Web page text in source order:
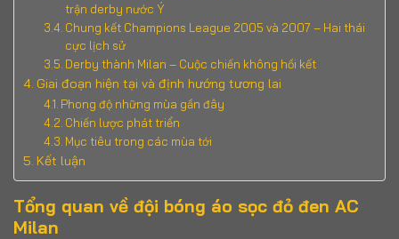
trận derby nước Ý
Chung kết Champions League 2005 và 2007 – Hai thái
cực lịch sử
Derby thành Milan – Cuộc chiến không hồi kết
Giai đoạn hiện tại và định hướng tương lai
Phong độ những mùa gần đây
Chiến lược phát triển
Mục tiêu trong các mùa tới
Kết luận
Tổng quan về đội bóng áo sọc đỏ đen AC
Milan